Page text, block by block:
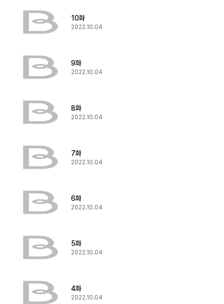
10화
2022.10.04
9화
2022.10.04
8화
2022.10.04
7화
2022.10.04
6화
2022.10.04
5화
2022.10.04
4화
2022.10.04